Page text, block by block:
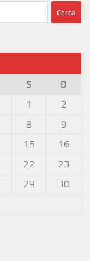
S
D
1
2
8
9
15
16
22
23
29
30